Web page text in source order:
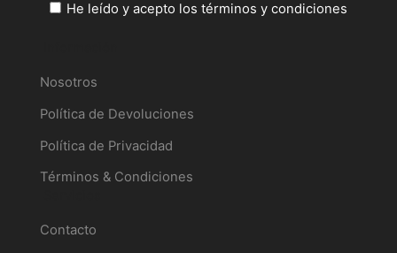
He leído y acepto los términos y condiciones
Nosotros
Política de Devoluciones
Política de Privacidad
Términos & Condiciones
Contacto